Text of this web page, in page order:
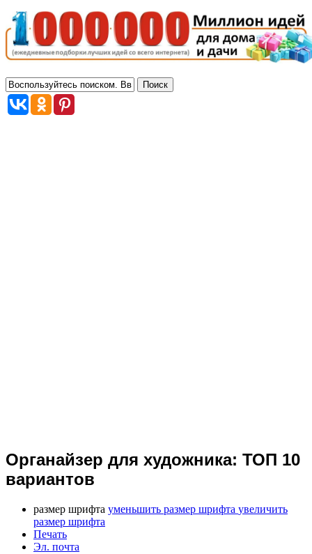
Органайзер для художника: ТОП 10
вариантов
размер шрифта уменьшить размер шрифта увеличить
размер шрифта
Печать
Эл. почта